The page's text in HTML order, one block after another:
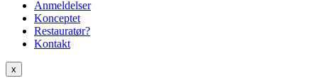
Anmeldelser
Konceptet
Restauratør?
Kontakt
x